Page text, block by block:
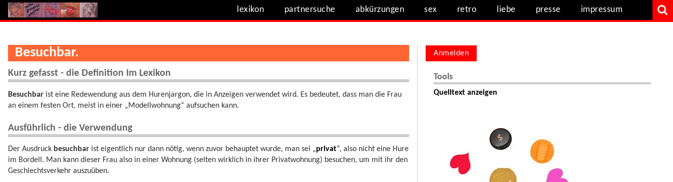
lexikon partnersuche abkürzungen sex retro liebe presse impressum
Besuchbar.
Kurz gefasst - die Definition Im Lexikon
Besuchbar ist eine Redewendung aus dem Hurenjargon, die in Anzeigen verwendet wird. Es bedeutet, dass man die Frau
an einem festen Ort, meist in einer „Modellwohnung“ aufsuchen kann.
Ausführlich - die Verwendung
Der Ausdruck besuchbar ist eigentlich nur dann nötig, wenn zuvor behauptet wurde, man sei „privat“, also nicht eine Hure
im Bordell. Man kann dieser Frau also in einer Wohnung (selten wirklich in ihrer Privatwohnung) besuchen, um mit ihr den
Geschlechtsverkehr auszuüben.
Anmelden
Tools
Quelltext anzeigen